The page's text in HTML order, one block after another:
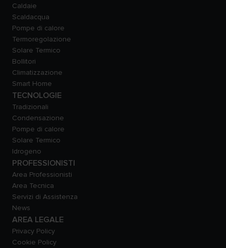
Caldaie
Scaldacqua
Pompe di calore
Termoregolazione
Solare Termico
Bollitori
Climatizzazione
Smart Home
TECNOLOGIE
Tradizionali
Condensazione
Pompe di calore
Solare Termico
Idrogeno
PROFESSIONISTI
Area Professionisti
Area Tecnica
Servizi di Assistenza
News
AREA LEGALE
Privacy Policy
Cookie Policy